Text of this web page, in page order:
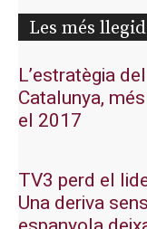
Les més
L’estratègia
Catalunya,
el 2017
TV3 perd el
Una deriva